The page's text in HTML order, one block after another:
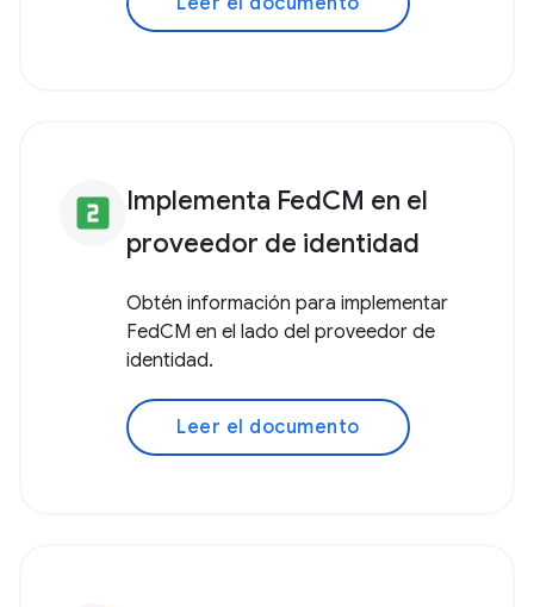
looks_two Implementa FedCM en el
proveedor de identidad
Obtén información para implementar
FedCM en el lado del proveedor de
identidad.
Leer el documento